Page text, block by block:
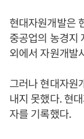
현대자원개발은
중공업의 농경지
외에서 자원개발
그러나 현대자원
내지 못했다. 현
자를 기록했다.